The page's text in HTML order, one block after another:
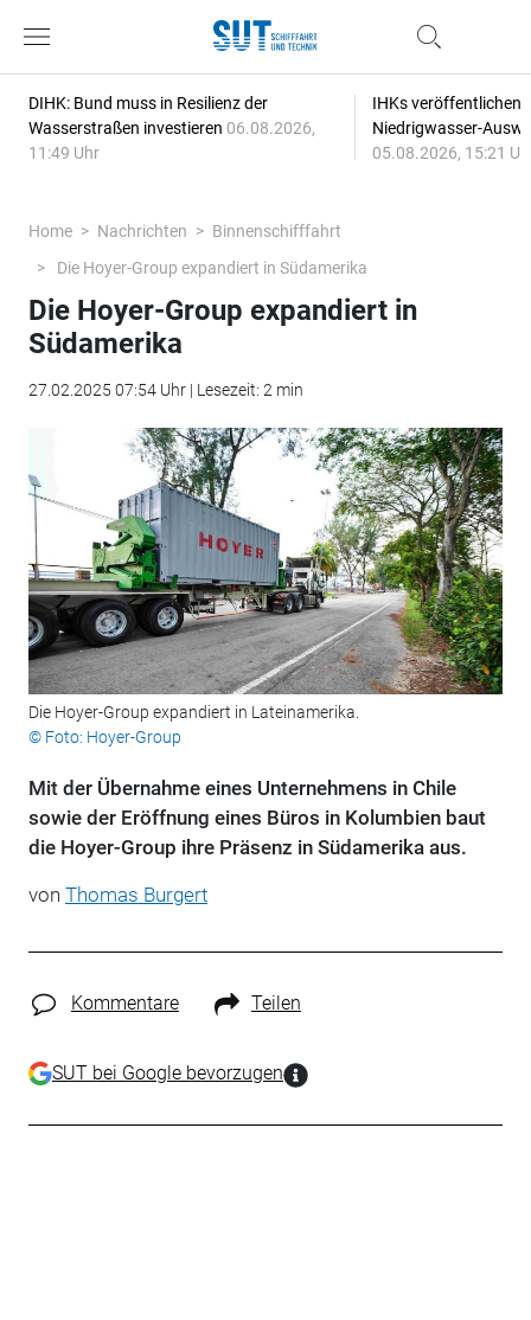
DIHK: Bund muss in Resilienz der
Wasserstraßen investieren 06.08.2026,
11:49 Uhr
IHKs veröffentlichen
Niedrigwasser-
05.08.2026, 15:21
Home Nachrichten
Binnenschifffahrt
Die Hoyer-Group expandiert in Südamerika
Die Hoyer-Group expandiert in
Südamerika
27.02.2025 07:54 Uhr | Lesezeit: 2 min
Die Hoyer-Group expandiert in Lateinamerika.
© Foto: Hoyer-Group
Mit der Übernahme eines Unternehmens in Chile
sowie der Eröffnung eines Büros in Kolumbien baut
die Hoyer-Group ihre Präsenz in Südamerika aus.
von Thomas Burgert
Kommentare Teilen
SUT bei Google bevorzugen